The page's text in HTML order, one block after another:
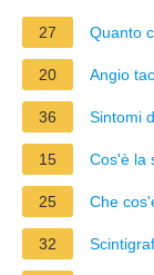
27 Quanto
20 Angio
36 Sintomi
15 Cos'è la
25 Che
32